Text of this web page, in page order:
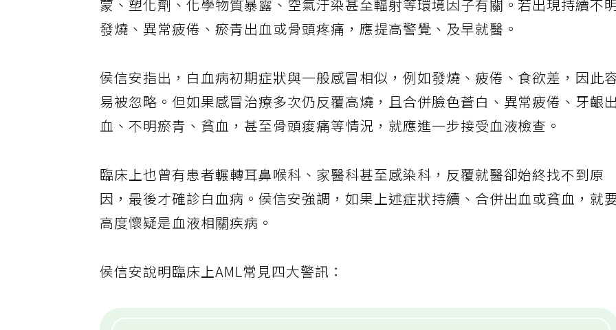
蒙、塑化劑、化學物質暴露、空氣汙染甚至輻射等環境因子有關。若出現持續不
發燒、異常疲倦、瘀青出血或骨頭疼痛，應提高警覺、及早就醫。
侯信安指出，白血病初期症狀與一般感冒相似，例如發燒、疲倦、食欲差，因此
易被忽略。但如果感冒治療多次仍反覆高燒，且合併臉色蒼白、異常疲倦、牙齦
血、不明瘀青、貧血，甚至骨頭痠痛等情況，就應進一步接受血液檢查。
臨床上也曾有患者輾轉耳鼻喉科、家醫科甚至感染科，反覆就醫卻始終找不到原
因，最後才確診白血病。侯信安強調，如果上述症狀持續、合併出血或貧血，就
高度懷疑是血液相關疾病。
侯信安說明臨床上AML常見四大警訊：